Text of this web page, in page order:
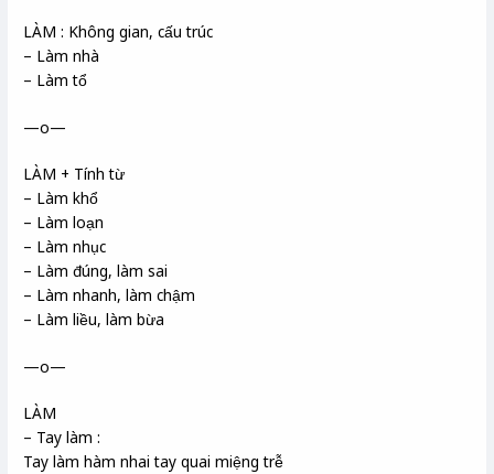
LÀM : Không gian, cấu trúc
– Làm nhà
– Làm tổ
—o—
LÀM + Tính từ
– Làm khổ
– Làm loạn
– Làm nhục
– Làm đúng, làm sai
– Làm nhanh, làm chậm
– Làm liều, làm bừa
—o—
LÀM
– Tay làm :
Tay làm hàm nhai tay quai miệng trễ